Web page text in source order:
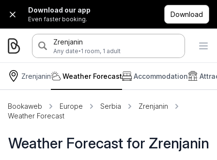
Download our app
Even faster booking.
Download
Zrenjanin
Any date·1 room, 1 adult
Zrenjanin Accommodation
Weather Forecast
Bookaweb Europe Serbia
Zrenjanin
Weather Forecast
Weather Forecast for Zrenjanin